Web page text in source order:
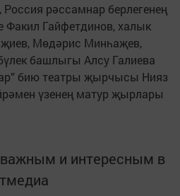
рәссамнар берлегенең
Факил Гайфетдинов, халык
Мөдәрис Минһаҗев,
башлыгы Алсу Галиева
бию театры җырчысы Нияз
үзенең матур җырлары
и интересным в